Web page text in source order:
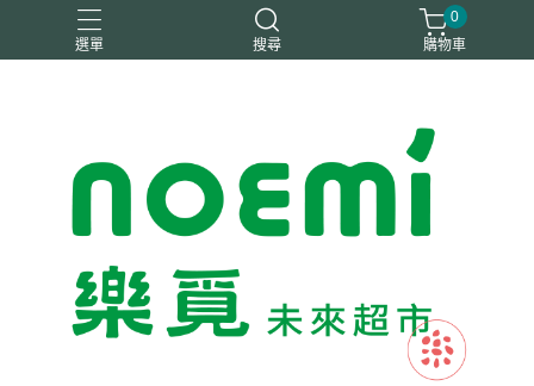
選單 搜尋
0
購物車